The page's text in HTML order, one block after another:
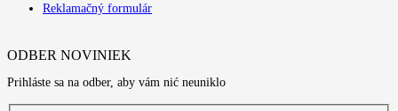
Reklamačný formulár
ODBER NOVINIEK
Prihláste sa na odber, aby vám nić neuniklo